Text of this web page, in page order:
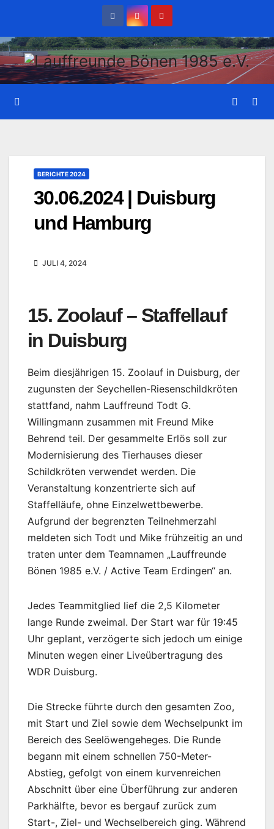
wechseln
BERICHTE 2024
30.06.2024 | Duisburg
und Hamburg
JULI 4, 2024
15. Zoolauf – Staffellauf
in Duisburg
Beim diesjährigen 15. Zoolauf in Duisburg, der
zugunsten der Seychellen-Riesenschildkröten
stattfand, nahm Lauffreund Todt G.
Willingmann zusammen mit Freund Mike
Behrend teil. Der gesammelte Erlös soll zur
Modernisierung des Tierhauses dieser
Schildkröten verwendet werden. Die
Veranstaltung konzentrierte sich auf
Staffelläufe, ohne Einzelwettbewerbe.
Aufgrund der begrenzten Teilnehmerzahl
meldeten sich Todt und Mike frühzeitig an und
traten unter dem Teamnamen „Lauffreunde
Bönen 1985 e.V. / Active Team Erdingen“ an.
Jedes Teammitglied lief die 2,5 Kilometer
lange Runde zweimal. Der Start war für 19:45
Uhr geplant, verzögerte sich jedoch um einige
Minuten wegen einer Liveübertragung des
WDR Duisburg.
Die Strecke führte durch den gesamten Zoo,
mit Start und Ziel sowie dem Wechselpunkt im
Bereich des Seelöwengeheges. Die Runde
begann mit einem schnellen 750-Meter-
Abstieg, gefolgt von einem kurvenreichen
Abschnitt über eine Überführung zur anderen
Parkhälfte, bevor es bergauf zurück zum
Start-, Ziel- und Wechselbereich ging. Während